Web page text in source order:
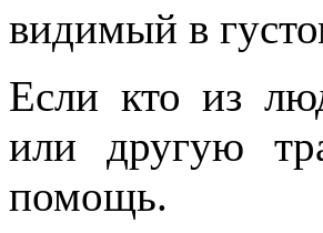
видимый в
Если кто из
или другую
помощь.